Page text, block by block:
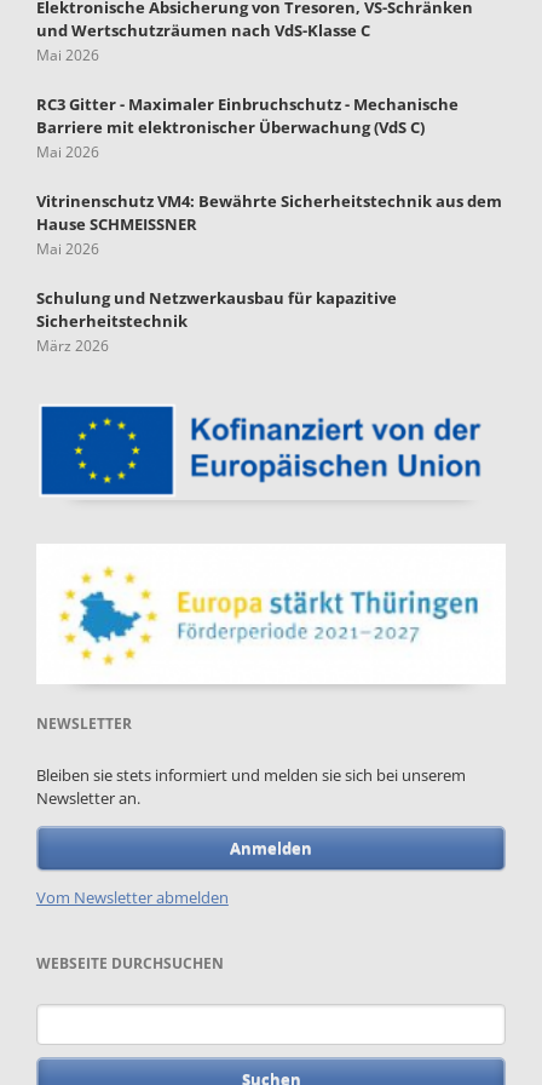
Elektronische Absicherung von Tresoren, VS-Schränken
und Wertschutzräumen nach VdS-Klasse C
Mai 2026
RC3 Gitter - Maximaler Einbruchschutz - Mechanische
Barriere mit elektronischer Überwachung (VdS C)
Mai 2026
Vitrinenschutz VM4: Bewährte Sicherheitstechnik aus dem
Hause SCHMEISSNER
Mai 2026
Schulung und Netzwerkausbau für kapazitive
Sicherheitstechnik
März 2026
NEWSLETTER
Bleiben sie stets informiert und melden sie sich bei unserem
Newsletter an.
Anmelden
Vom Newsletter abmelden
WEBSEITE DURCHSUCHEN
Suchbegriffe